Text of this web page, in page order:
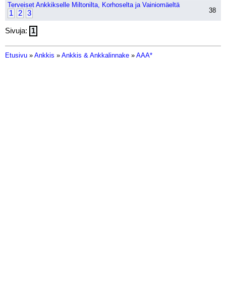
Terveiset Ankkikselle Miltonilta, Korhoselta ja Vainiomäeltä
1 2 3 38
Sivuja: 1
Etusivu » Ankkis » Ankkis & Ankkalinnake » AAA*